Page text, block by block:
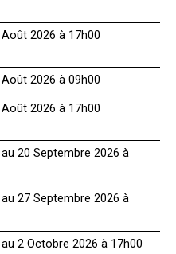
2026 à 17h00
2026 à 09h00
2026 à 17h00
20 Septembre 2026 à
27 Septembre 2026 à
2 Octobre 2026 à 17h00